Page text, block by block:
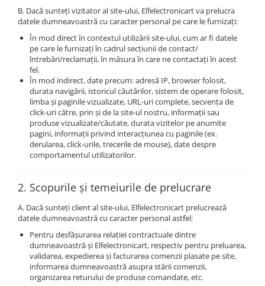
B. Dacă sunteți vizitator al site-ului, Elfelectronicart va prelucra
datele dumneavoastră cu caracter personal pe care le furnizați:
În mod direct în contextul utilizării site-ului, cum ar fi datele
pe care le furnizați în cadrul secțiunii de contact/
întrebări/reclamații, în măsura în care ne contactați în acest
fel.
În mod indirect, date precum: adresă IP, browser folosit,
durata navigării, istoricul căutărilor, sistem de operare folosit,
limba și paginile vizualizate, URL-uri complete, secvența de
click-uri către, prin și de la site-ul nostru, informații sau
produse vizualizate/căutate, durata vizitelor pe anumite
pagini, informații privind interacțiunea cu paginile (ex.
derularea, click-urile, trecerile de mouse), date despre
comportamentul utilizatorilor.
2. Scopurile și temeiurile de prelucrare
A. Dacă sunteți client al site-ului, Elfelectronicart prelucrează
datele dumneavoastră cu caracter personal astfel:
Pentru desfășurarea relației contractuale dintre
dumneavoastră și Elfelectronicart, respectiv pentru preluarea,
validarea, expedierea și facturarea comenzii plasate pe site,
informarea dumneavoastră asupra stării comenzii,
organizarea returului de produse comandate, etc.